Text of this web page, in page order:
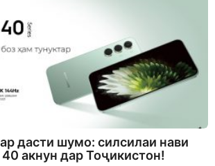
дасти шумо: силсилаи нави
40 акнун дар Тоҷикистон!